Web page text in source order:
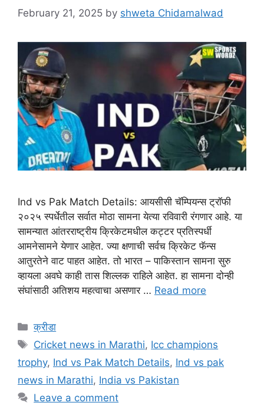
February 21, 2025 by shweta Chidamalwad
Ind vs Pak Match Details: आयसीसी चॅम्पियन्स ट्रॉफी
२०२५ स्पर्धेतील सर्वात मोठा सामना येत्या रविवारी रंगणार आहे. या
सामन्यात आंतरराष्ट्रीय क्रिकेटमधील कट्टर प्रतिस्पर्धी
आमनेसामने येणार आहेत. ज्या क्षणाची सर्वच क्रिकेट फॅन्स
आतुरतेने वाट पाहत आहेत. तो भारत – पाकिस्तान सामना सुरु
व्हायला अवघे काही तास शिल्लक राहिले आहेत. हा सामना दोन्ही
संघांसाठी अतिशय महत्वाचा असणार … Read more
Categories
क्रीडा
Tags
Cricket news in Marathi, Icc champions
trophy, Ind vs Pak Match Details, Ind vs pak
news in Marathi, India vs Pakistan
Leave a comment